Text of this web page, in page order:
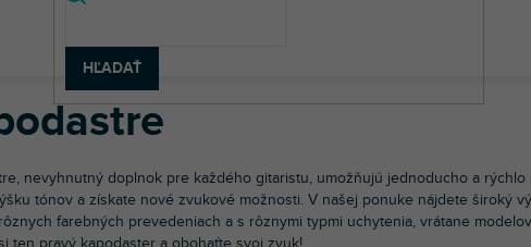
HĽADAŤ
nástroje Gitary
nevyhnutný doplnok pre každého gitaristu, umožňujú jednoducho a
tónov a získate nové zvukové možnosti. V našej ponuke nájdete široký
farebných prevedeniach a s rôznymi typmi uchytenia, vrátane
ten pravý kapodaster a obohaťte svoj zvuk!